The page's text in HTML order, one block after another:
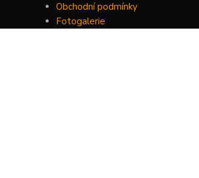
Obchodní podmínky
Fotogalerie